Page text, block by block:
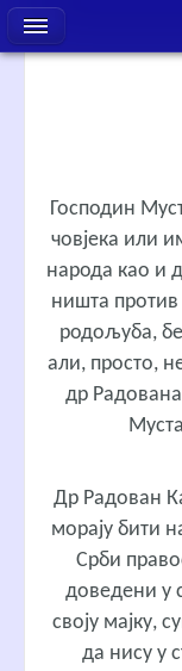
Господин
човјека или
народа као и
ништа против
родољуба,
али, просто,
др
Др Радован
морају бити
Срби
доведени у
своју мајку,
да нису у